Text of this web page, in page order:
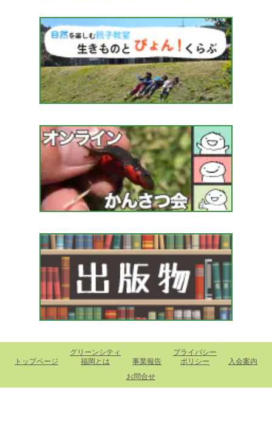
トップページ
グリーンシティ
福岡とは
事業報告
プライバシー
ポリシー
入会案内
お問合せ